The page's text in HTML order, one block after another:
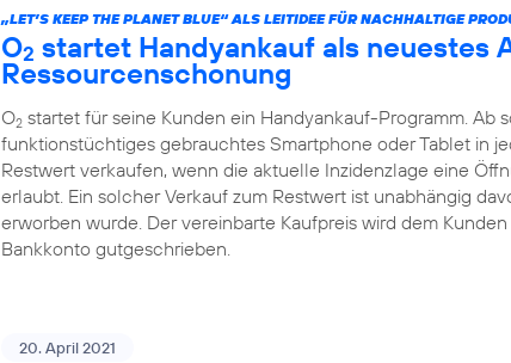
„LET’S KEEP THE PLANET BLUE“ ALS LEITIDEE FÜR NACHHALTIGE
O2 startet Handyankauf als neuestes
Ressourcenschonung
O2 startet für seine Kunden ein Handyankauf-Programm. Ab
funktionstüchtiges gebrauchtes Smartphone oder Tablet in
Restwert verkaufen, wenn die aktuelle Inzidenzlage eine
erlaubt. Ein solcher Verkauf zum Restwert ist unabhängig
erworben wurde. Der vereinbarte Kaufpreis wird dem
Bankkonto gutgeschrieben.
20. April 2021